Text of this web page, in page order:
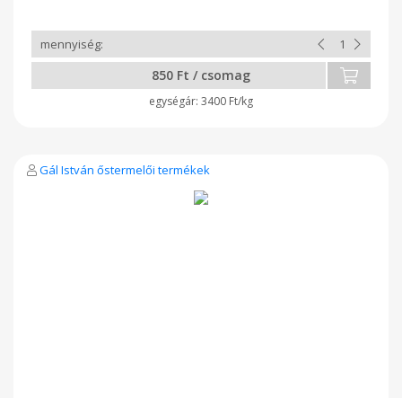
850 Ft / csomag
3400 Ft/kg
Gál István őstermelői termékek